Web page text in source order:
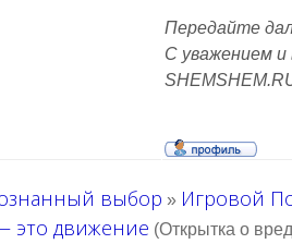
Передайте
С уважением
выбор » Игровой
это движение (Открытка о